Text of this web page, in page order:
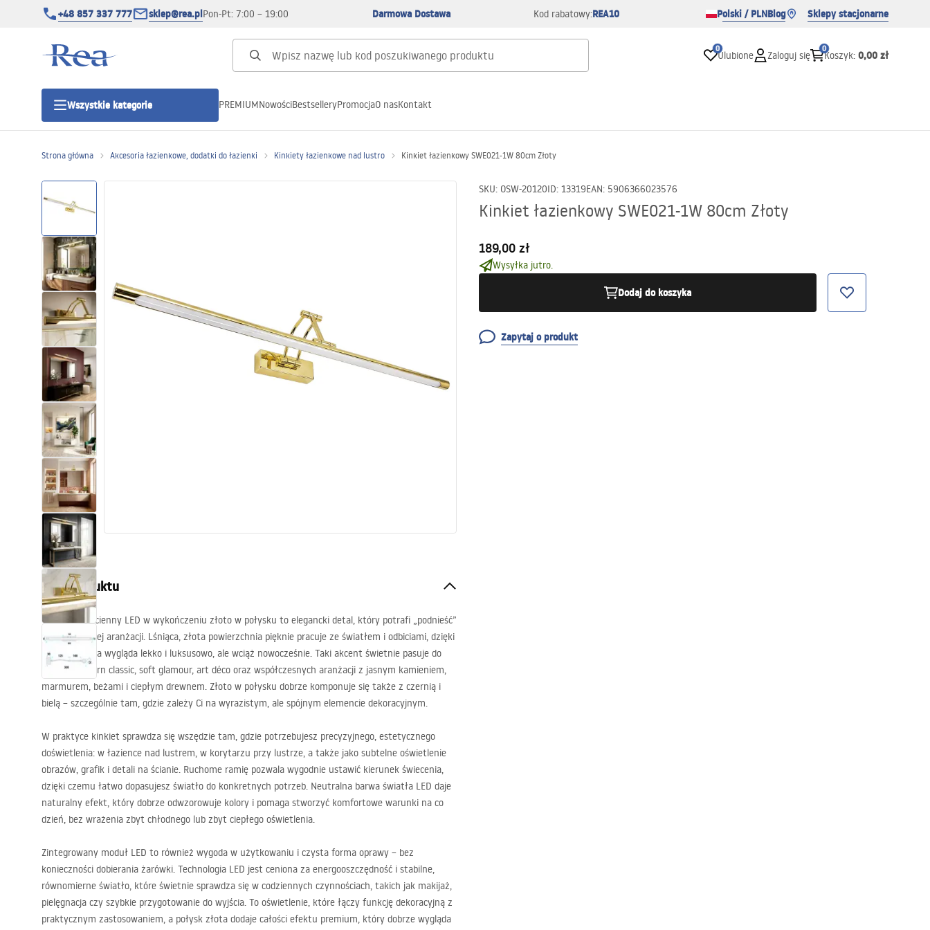
+48 857 337 777 sklep@rea.plPon-Pt: 7:00 – 19:00 Darmowa Dostawa Kod rabatowy:REA10 Polski / PLNBlog Sklepy stacjonarne
0
Ulubione Zaloguj się
0
Koszyk: 0,00 zł
Wszystkie kategorie
Kategorie produktowe
Kabiny prysznicowe
Brodziki prysznicowe
Odpływy liniowe
Toalety, ubikacje
Umywalki
Wanny i parawany
Baterie
Natryski
Kuchnia
Akcesoria i meble łazienkowe
PREMIUMNowościBestselleryPromocjaO nasKontakt
Strona główna Akcesoria łazienkowe, dodatki do łazienki Kinkiety łazienkowe nad lustro Kinkiet łazienkowy SWE021-1W 80cm Złoty
SKU: OSW-20120ID: 13319EAN: 5906366023576
Kinkiet łazienkowy SWE021-1W 80cm Złoty
189,00 zł
Wysyłka jutro.
Dodaj do koszyka
Zapytaj o produkt
Opis produktu
Ten kinkiet ścienny LED w wykończeniu złoto w połysku to elegancki detal, który potrafi „podnieść”
charakter całej aranżacji. Lśniąca, złota powierzchnia pięknie pracuje ze światłem i odbiciami, dzięki
czemu oprawa wygląda lekko i luksusowo, ale wciąż nowocześnie. Taki akcent świetnie pasuje do
wnętrz modern classic, soft glamour, art déco oraz współczesnych aranżacji z jasnym kamieniem,
marmurem, beżami i ciepłym drewnem. Złoto w połysku dobrze komponuje się także z czernią i
bielą – szczególnie tam, gdzie zależy Ci na wyrazistym, ale spójnym elemencie dekoracyjnym.
W praktyce kinkiet sprawdza się wszędzie tam, gdzie potrzebujesz precyzyjnego, estetycznego
doświetlenia: w łazience nad lustrem, w korytarzu przy lustrze, a także jako subtelne oświetlenie
obrazów, grafik i detali na ścianie. Ruchome ramię pozwala wygodnie ustawić kierunek świecenia,
dzięki czemu łatwo dopasujesz światło do konkretnych potrzeb. Neutralna barwa światła LED daje
naturalny efekt, który dobrze odwzorowuje kolory i pomaga stworzyć komfortowe warunki na co
dzień, bez wrażenia zbyt chłodnego lub zbyt ciepłego oświetlenia.
Zintegrowany moduł LED to również wygoda w użytkowaniu i czysta forma oprawy – bez
konieczności dobierania żarówki. Technologia LED jest ceniona za energooszczędność i stabilne,
równomierne światło, które świetnie sprawdza się w codziennych czynnościach, takich jak makijaż,
pielęgnacja czy szybkie przygotowanie do wyjścia. To oświetlenie, które łączy funkcję dekoracyjną z
praktycznym zastosowaniem, a połysk złota dodaje całości efektu premium, który dobrze wygląda